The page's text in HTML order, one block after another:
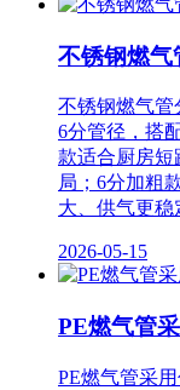
不锈钢燃气
不锈钢燃气管
6分管径，搭
款适合厨房短
局；6分加粗
大、供气更稳
2026-05-15
PE燃气管
PE燃气管采